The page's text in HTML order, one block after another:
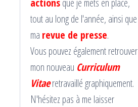
actionsque je mets en place,
tout au long de l'année, ainsi que
ma revue de presse.
Vous pouvez également retrouver
mon nouveau Curriculum
Vitaeretravaillé graphiquement.
N'hésitez pas à me laisser